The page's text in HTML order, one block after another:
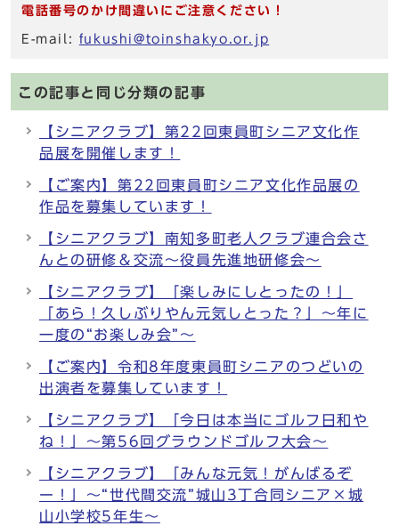
電話番号のかけ間違いにご注意ください！
E-mail: fukushi@toinshakyo.or.jp
この記事と同じ分類の記事
【シニアクラブ】第22回東員町シニア文化作
品展を開催します！
【ご案内】第22回東員町シニア文化作品展の
作品を募集しています！
【シニアクラブ】南知多町老人クラブ連合会さ
んとの研修＆交流～役員先進地研修会～
【シニアクラブ】「楽しみにしとったの！」
「あら！久しぶりやん元気しとった？」～年に
一度の“お楽しみ会”～
【ご案内】令和8年度東員町シニアのつどいの
出演者を募集しています！
【シニアクラブ】「今日は本当にゴルフ日和や
ね！」～第56回グラウンドゴルフ大会～
【シニアクラブ】「みんな元気！がんばるぞ
ー！」～“世代間交流”城山3丁合同シニア×城
山小学校5年生～